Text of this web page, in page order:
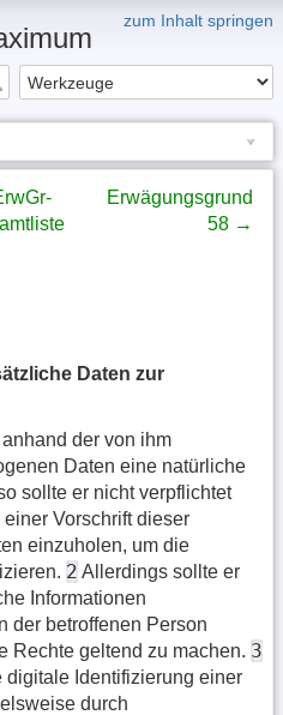
zum Inhalt springen
Erwägungsgrund
58 →
Daten zur
der von ihm
Daten eine natürliche
sollte er nicht verpflichtet
Vorschrift dieser
einzuholen, um die
2 Allerdings sollte er
Informationen
der betroffenen Person
Rechte geltend zu machen. 3
Identifizierung einer
durch